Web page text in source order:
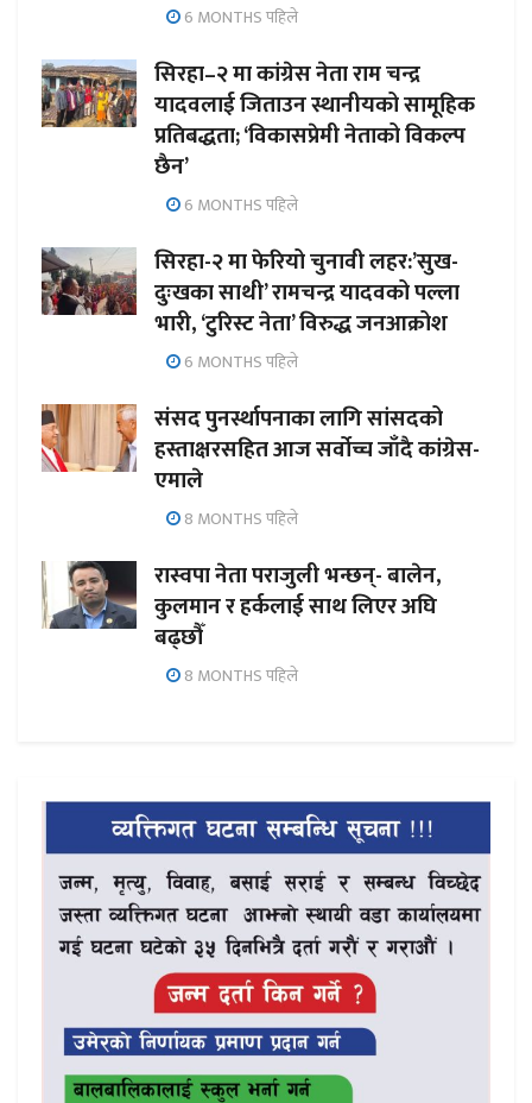
6 MONTHS पहिले
सिरहा–२ मा कांग्रेस नेता राम चन्द्र
यादवलाई जिताउन स्थानीयको सामूहिक
प्रतिबद्धता; ‘विकासप्रेमी नेताको विकल्प
छैन’
6 MONTHS पहिले
सिरहा-२ मा फेरियो चुनावी लहर:’सुख-
दुःखका साथी’ रामचन्द्र यादवको पल्ला
भारी, ‘टुरिस्ट नेता’ विरुद्ध जनआक्रोश
6 MONTHS पहिले
संसद पुनर्स्थापनाका लागि सांसदको
हस्ताक्षरसहित आज सर्वोच्च जाँदै कांग्रेस-
एमाले
8 MONTHS पहिले
रास्वपा नेता पराजुली भन्छन्- बालेन,
कुलमान र हर्कलाई साथ लिएर अघि
बढ्छौँ
8 MONTHS पहिले